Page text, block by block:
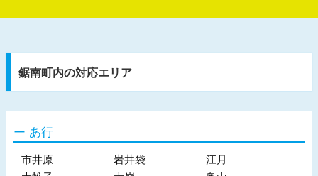
鋸南町内の対応エリア
あ行
市井原 岩井袋
江月